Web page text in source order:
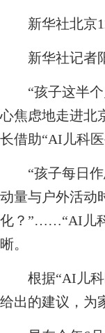
新华社北京
新华社记者
“孩子这半个
心焦虑地走进北
长借助“AI儿科医
“孩子每日作
动量与户外活动
化？”……“AI儿
晰。
根据“AI儿科
给出的建议，为